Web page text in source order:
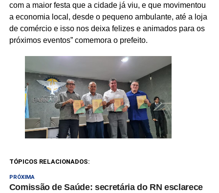
com a maior festa que a cidade já viu, e que movimentou
a economia local, desde o pequeno ambulante, até a loja
de comércio e isso nos deixa felizes e animados para os
próximos eventos” comemora o prefeito.
TÓPICOS RELACIONADOS:
PRÓXIMA
Comissão de Saúde: secretária do RN esclarece